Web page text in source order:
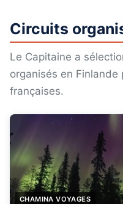
Circuits
Le Capitaine a
organisés en Finlande
françaises.
CHAMINA VOYAGES